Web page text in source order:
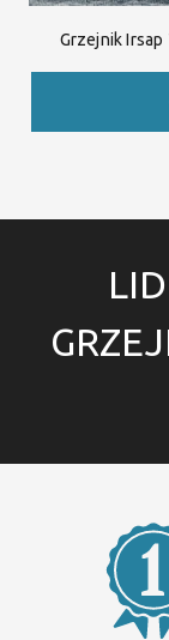
Grzejnik Irsap